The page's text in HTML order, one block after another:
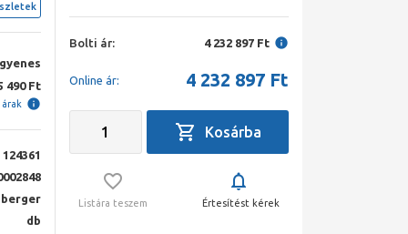
490 Ft
124361
db
Bolti ár: 4 232 897 Ft
Online ár: 4 232 897 Ft
Listára teszem Értesítést kérek